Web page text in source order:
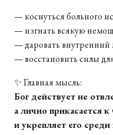
— коснуться больного
— изгнать всякую
— даровать внутренний
— восстановить силы
✨ Главная мысль:
Бог действует не
а лично прикасается
и укрепляет его